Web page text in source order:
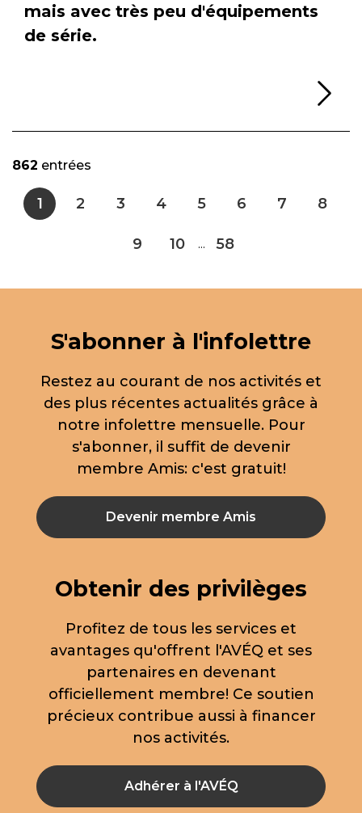
mais avec très peu d'équipements
de série.
862 entrées
1 2 3 4 5 6 7 8
9 10 ... 58
S'abonner à l'infolettre
Restez au courant de nos activités et
des plus récentes actualités grâce à
notre infolettre mensuelle. Pour
s'abonner, il suffit de devenir
membre Amis: c'est gratuit!
Devenir membre Amis
Obtenir des privilèges
Profitez de tous les services et
avantages qu'offrent l'AVÉQ et ses
partenaires en devenant
officiellement membre! Ce soutien
précieux contribue aussi à financer
nos activités.
Adhérer à l'AVÉQ